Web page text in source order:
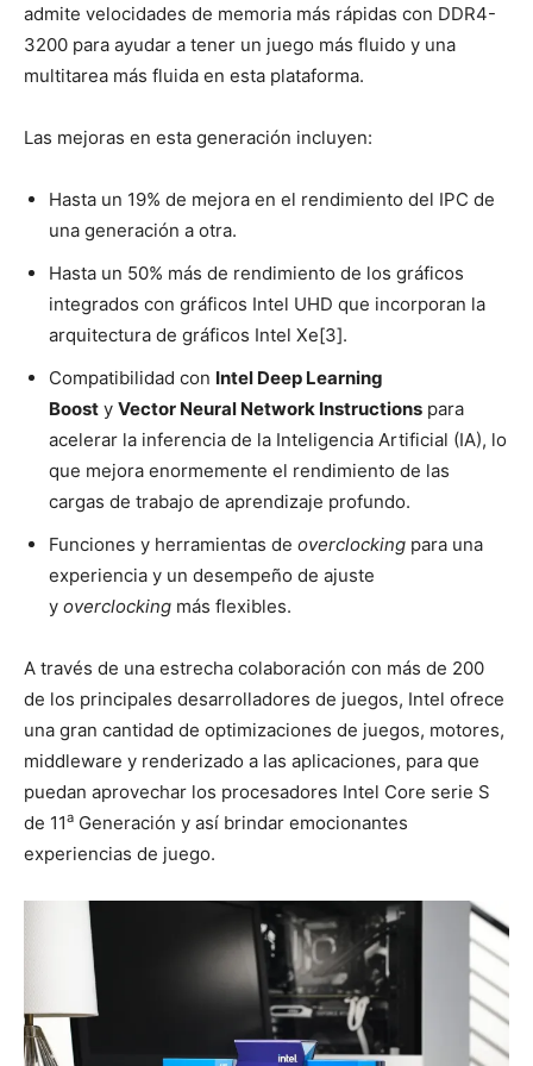
admite velocidades de memoria más rápidas con DDR4-
3200 para ayudar a tener un juego más fluido y una
multitarea más fluida en esta plataforma.
Las mejoras en esta generación incluyen:
Hasta un 19% de mejora en el rendimiento del IPC de
una generación a otra.
Hasta un 50% más de rendimiento de los gráficos
integrados con gráficos Intel UHD que incorporan la
arquitectura de gráficos Intel Xe[3].
Compatibilidad con Intel Deep Learning
Boost y Vector Neural Network Instructions para
acelerar la inferencia de la Inteligencia Artificial (IA), lo
que mejora enormemente el rendimiento de las
cargas de trabajo de aprendizaje profundo.
Funciones y herramientas de overclocking para una
experiencia y un desempeño de ajuste
y overclocking más flexibles.
A través de una estrecha colaboración con más de 200
de los principales desarrolladores de juegos, Intel ofrece
una gran cantidad de optimizaciones de juegos, motores,
middleware y renderizado a las aplicaciones, para que
puedan aprovechar los procesadores Intel Core serie S
de 11a Generación y así brindar emocionantes
experiencias de juego.